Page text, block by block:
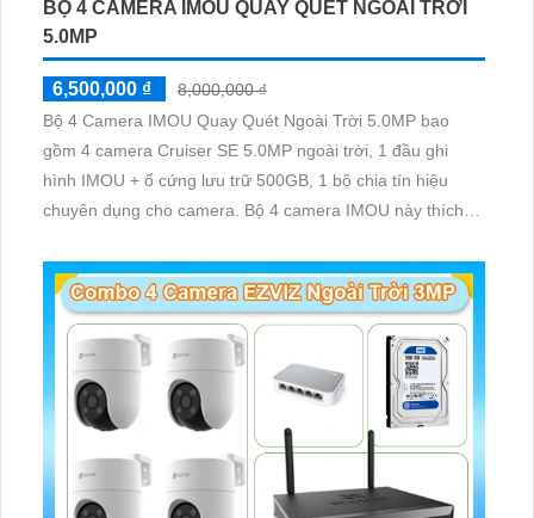
BỘ 4 CAMERA IMOU QUAY QUÉT NGOÀI TRỜI
5.0MP
6,500,000 ₫
8,000,000 ₫
Bộ 4 Camera IMOU Quay Quét Ngoài Trời 5.0MP bao
gồm 4 camera Cruiser SE 5.0MP ngoài trời, 1 đầu ghi
hình IMOU + ổ cứng lưu trữ 500GB, 1 bộ chia tín hiệu
chuyên dụng cho camera. Bộ 4 camera IMOU này thích
cần giám sát ngoài trời